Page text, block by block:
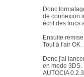
Donc
de connexion
écrit des trucs
Ensuite
Tout à l'air OK
Donc j'ai
en mode 3DS.
AUTOCIA